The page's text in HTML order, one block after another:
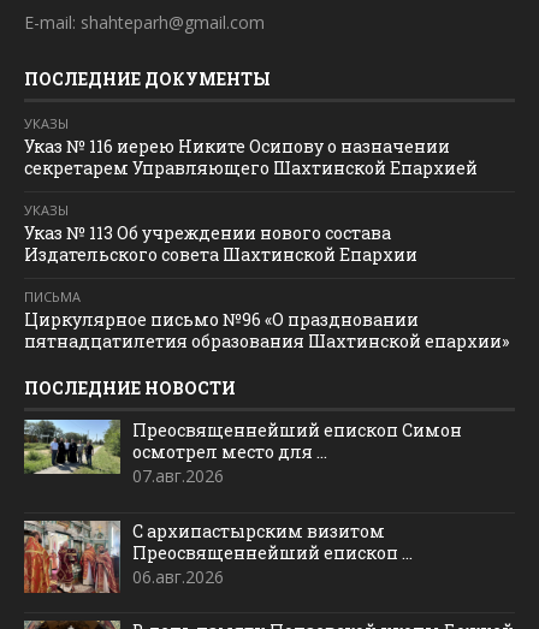
E-mail: shahteparh@gmail.com
ПОСЛЕДНИЕ ДОКУМЕНТЫ
УКАЗЫ
Указ № 116 иерею Никите Осипову о назначении
секретарем Управляющего Шахтинской Епархией
УКАЗЫ
Указ № 113 Об учреждении нового состава
Издательского совета Шахтинской Епархии
ПИСЬМА
Циркулярное письмо №96 «О праздновании
пятнадцатилетия образования Шахтинской епархии»
ПОСЛЕДНИЕ НОВОСТИ
Преосвященнейший епископ Симон
осмотрел место для ...
07.авг.2026
С архипастырским визитом
Преосвященнейший епископ ...
06.авг.2026